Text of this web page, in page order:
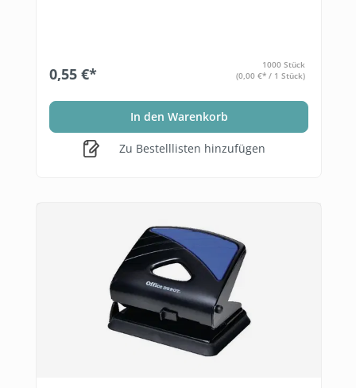
0,55 €*
1000 Stück
(0,00 €* / 1 Stück)
In den Warenkorb
Zu Bestelllisten hinzufügen